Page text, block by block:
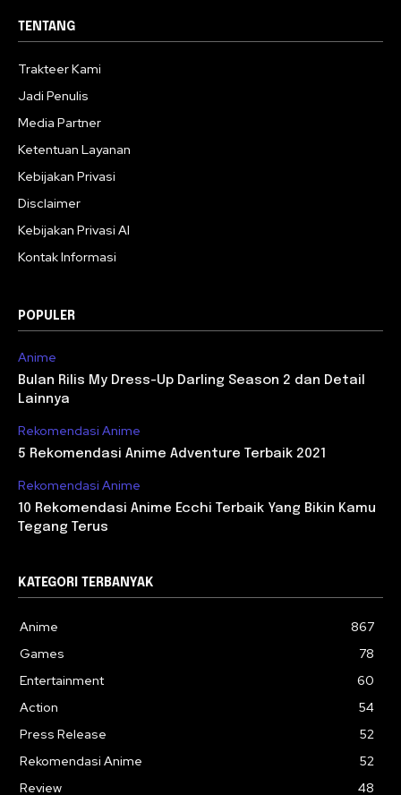
TENTANG
Trakteer Kami
Jadi Penulis
Media Partner
Ketentuan Layanan
Kebijakan Privasi
Disclaimer
Kebijakan Privasi AI
Kontak Informasi
POPULER
Anime
Bulan Rilis My Dress-Up Darling Season 2 dan Detail
Lainnya
Rekomendasi Anime
5 Rekomendasi Anime Adventure Terbaik 2021
Rekomendasi Anime
10 Rekomendasi Anime Ecchi Terbaik Yang Bikin Kamu
Tegang Terus
KATEGORI TERBANYAK
Anime
867
Games
78
Entertainment
60
Action
54
Press Release
52
Rekomendasi Anime
52
Review
48